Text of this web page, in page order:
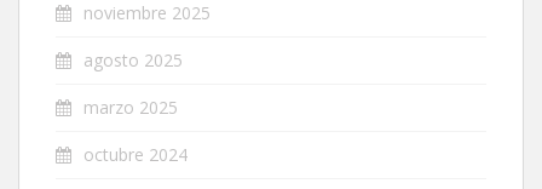
noviembre 2025
agosto 2025
marzo 2025
octubre 2024